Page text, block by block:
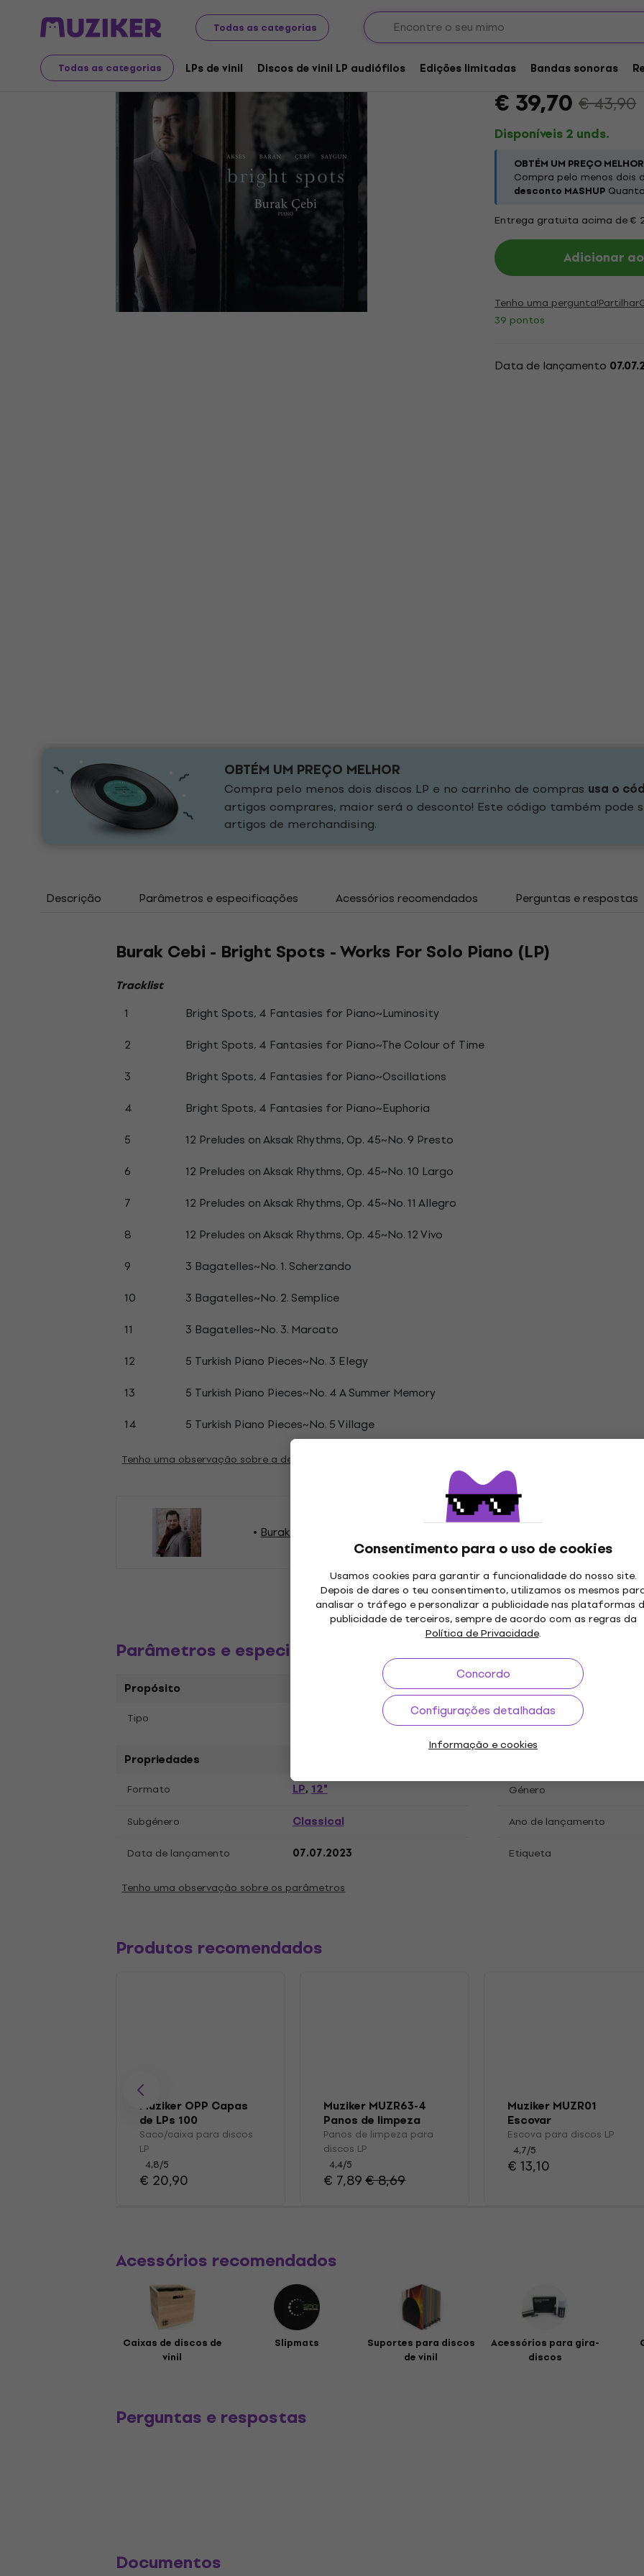
Todas as categorias
Todas as categorias LPs de vinil Discos de vinil LP audiófilos Edições limitadas Bandas sonoras
Consentimento para o uso de cookies
Usamos cookies para garantir a funcionalidade do nosso site.
Depois de dares o teu consentimento, utilizamos os mesmos
analisar o tráfego e personalizar a publicidade nas plataformas
publicidade de terceiros, sempre de acordo com as regras da
Política de Privacidade.
Concordo
Configurações detalhadas
Informação e cookies
Discos LP e CDs LPs de vinil
Burak Cebi - Bright
Marca: Burak CebiCódigo do
€ 39,70 € 43,90
Disponíveis 2 unds.
OBTÉM UM PREÇO MELHOR
Compra pelo menos dois
desconto MASHUP
Entrega gratuita acima de €
Adicionar
Tenho uma pergunta!Partilhar
39 pontos
Data de lançamento
OBTÉM UM PREÇO MELHOR
Compra pelo menos dois discos LP e no carrinho de compras usa o
artigos comprares, maior será o desconto! Este código também pode
artigos de merchandising.
Descrição Parâmetros e especificações Acessórios recomendados Perguntas e respostas
Burak Cebi - Bright Spots - Works For Solo Piano (LP)
Tracklist
1
Bright Spots, 4 Fantasies for Piano~Luminosity
2
Bright Spots, 4 Fantasies for Piano~The Colour of Time
3
Bright Spots, 4 Fantasies for Piano~Oscillations
4
Bright Spots, 4 Fantasies for Piano~Euphoria
5
12 Preludes on Aksak Rhythms, Op. 45~No. 9 Presto
6
12 Preludes on Aksak Rhythms, Op. 45~No. 10 Largo
7
12 Preludes on Aksak Rhythms, Op. 45~No. 11 Allegro
8
12 Preludes on Aksak Rhythms, Op. 45~No. 12 Vivo
9
3 Bagatelles~No. 1. Scherzando
10
3 Bagatelles~No. 2. Semplice
11
3 Bagatelles~No. 3. Marcato
12
5 Turkish Piano Pieces~No. 3 Elegy
13
5 Turkish Piano Pieces~No. 4 A Summer Memory
14
5 Turkish Piano Pieces~No. 5 Village
Tenho uma observação sobre a descrição
Burak Cebi Discos de vinil LP
Parâmetros e especificações
Propósito
Tipo
Propriedades
Formato LP,12"
Género
Subgénero
Classical
Ano de lançamento
Data de lançamento
07.07.2023 Etiqueta
Tenho uma observação sobre os parâmetros
Produtos recomendados
Muziker OPP Capas
de LPs 100
Saco/caixa para discos
LP
4,8/5
€ 20,90
Muziker MUZR63-4
Panos de limpeza
para discos LP
Panos de limpeza para
discos LP
4,4/5
€ 7,89€ 8,69
Muziker MUZR01
Escovar
Escova para discos LP
4,7/5
€ 13,10
Acessórios recomendados
Caixas de discos de
vinil
Slipmats
Suportes para discos
de vinil
Acessórios para gira-
discos
Perguntas e respostas
Documentos